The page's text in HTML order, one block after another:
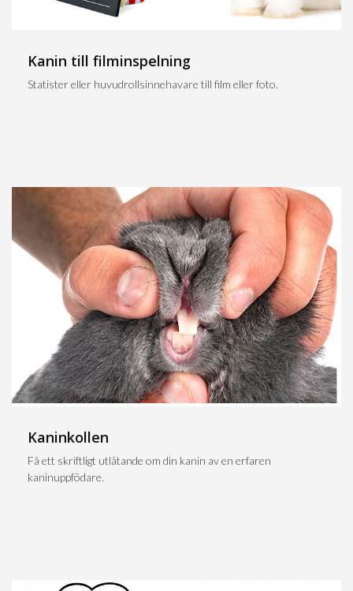
Kanin till filminspelning
Statister eller huvudrollsinnehavare till film eller foto.
Kaninkollen
Få ett skriftligt utlåtande om din kanin av en erfaren
kaninuppfödare.